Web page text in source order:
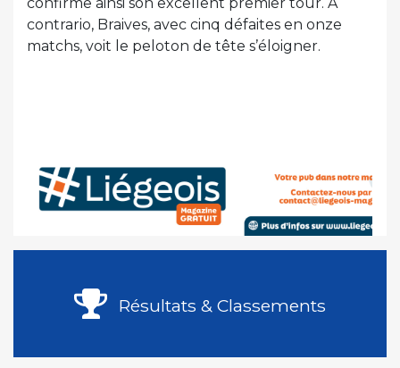
contrario, Braives, avec cinq défaites en onze
matchs, voit le peloton de tête s’éloigner.
Résultats & Classements